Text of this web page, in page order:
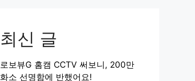
최신 글
로보뷰G 홈캠 CCTV 써보니, 200만
화소 선명함에 반했어요!